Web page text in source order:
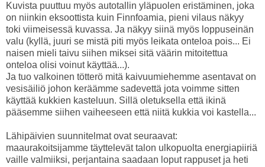
Kuvista puuttuu myös autotallin yläpuolen eristäminen, joka
on niinkin eksoottista kuin Finnfoamia, pieni vilaus näkyy
toki viimeisessä kuvassa. Ja näkyy siinä myös loppuseinän
valu (kyllä, juuri se mistä piti myös leikata onteloa pois... Ei
naisen mieli taivu siihen miksei sitä väärin mitoitettua
onteloa olisi voinut käyttää...).
Ja tuo valkoinen tötterö mitä kaivuumiehemme asentavat on
vesisäiliö johon keräämme sadevettä jota voimme sitten
käyttää kukkien kasteluun. Sillä oletuksella että ikinä
pääsemme siihen vaiheeseen että niitä kukkia voi kastella...
Lähipäivien suunnitelmat ovat seuraavat:
maaurakoitsijamme täyttelevät talon ulkopuolta energiapiiriä
vaille valmiiksi, perjantaina saadaan loput rappuset ja heti